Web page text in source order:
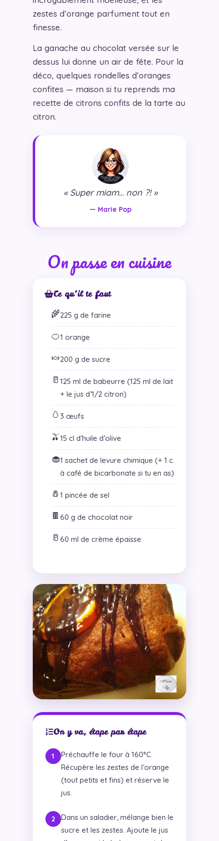
zestes d’orange parfument tout en
finesse.
La ganache au chocolat versée sur le
dessus lui donne un air de fête. Pour la
déco, quelques rondelles d’oranges
confites — maison si tu reprends ma
recette de citrons confits de la tarte au
citron.
« Super miam… non ?! »
— Marie Pop
On passe en cuisine
Ce qu’il te faut
🌾225 g de farine
🍊1 orange
🍬200 g de sucre
🥛 125 ml de babeurre (125 ml de lait
+ le jus d’1/2 citron)
🥚 3 œufs
🫒15 cl d’huile d’olive
🧁1 sachet de levure chimique (+ 1 c.
à café de bicarbonate si tu en as)
🧂 1 pincée de sel
🍫 60 g de chocolat noir
🥛 60 ml de crème épaisse
On y va, étape par étape
Préchauffe le four à 160°C.
Récupère les zestes de l’orange
(tout petits et fins) et réserve le
jus.
Dans un saladier, mélange bien le
sucre et les zestes. Ajoute le jus